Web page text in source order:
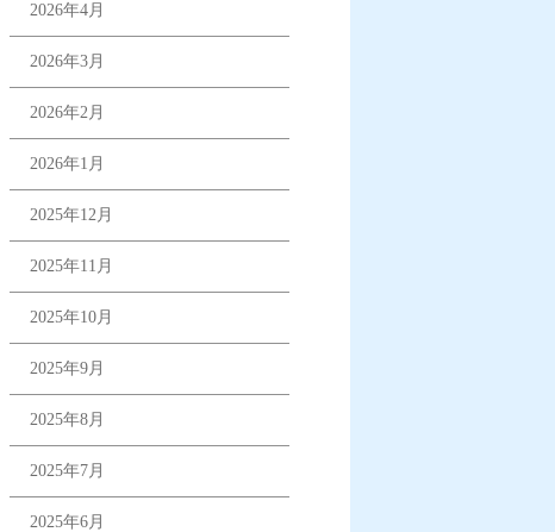
2026年4月
2026年3月
2026年2月
2026年1月
2025年12月
2025年11月
2025年10月
2025年9月
2025年8月
2025年7月
2025年6月